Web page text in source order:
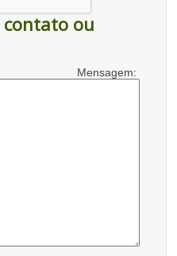
contato ou
Mensagem: